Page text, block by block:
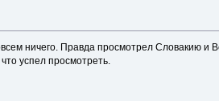
ничего. Правда просмотрел Словакию и
успел просмотреть.